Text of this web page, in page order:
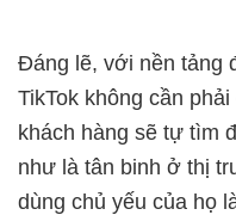
Đáng lẽ, với nền tảng
TikTok không cần
khách hàng sẽ tự tìm
như là tân binh ở thị
dùng chủ yếu của họ